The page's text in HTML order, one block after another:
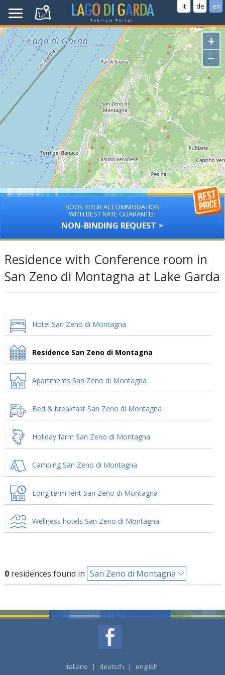
it de en
+
−
BOOK YOUR ACCOMMODATION
WITH BEST RATE GUARANTEE
NON-BINDING REQUEST >
Residence with Conference room in
San Zeno di Montagna at Lake Garda
Hotel San Zeno di Montagna
Residence San Zeno di Montagna
Apartments San Zeno di Montagna
Bed & breakfast San Zeno di Montagna
Holiday farm San Zeno di Montagna
Camping San Zeno di Montagna
Long term rent San Zeno di Montagna
Wellness hotels San Zeno di Montagna
0residences found in San Zeno di Montagna
italiano | deutsch | english